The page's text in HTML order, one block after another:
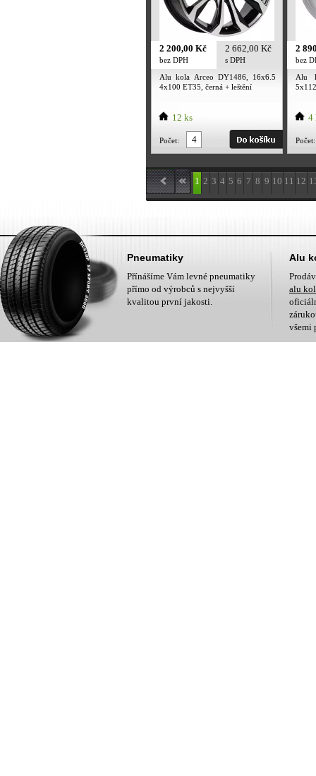
2 200,00 Kč
bez DPH
2 662,00 Kč
s DPH
Alu kola Arceo DY1486, 16x6.5
4x100 ET35, černá + leštění
12 ks
Počet:
2
bez
Alu
4
Počet:
1 2 3 4 5 6 7 8 9 10 11 12
Pneumatiky
Přínášíme Vám levné pneumatiky
přímo od výrobců s nejvyšší
kvalitou první jakosti.
Alu
alu
všemi